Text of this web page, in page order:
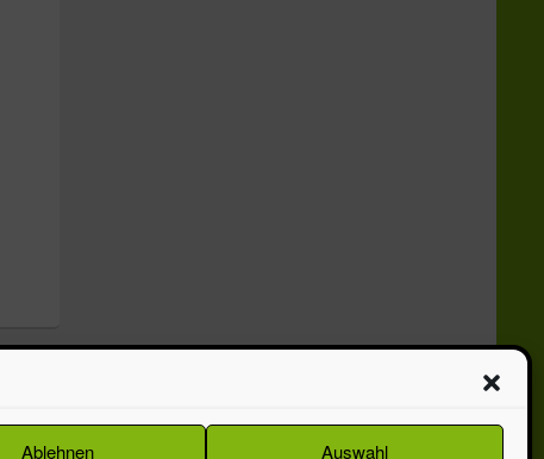
Ablehnen Auswahl
Theme: Catch Box byCatch Themes